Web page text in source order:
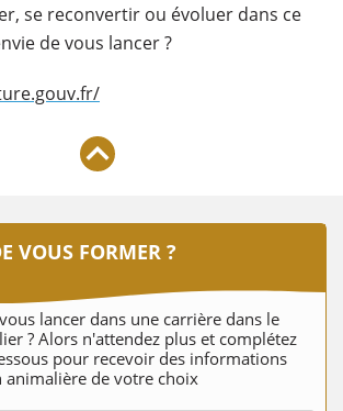
se reconvertir ou évoluer dans ce
de vous lancer ?
VOUS FORMER ?
lancer dans une carrière dans le
? Alors n'attendez plus et complétez
pour recevoir des informations
de votre choix